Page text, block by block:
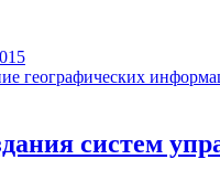
географических
систем